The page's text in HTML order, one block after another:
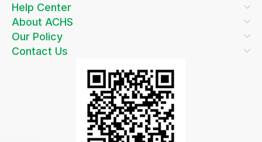
Help Center
About ACHS
Our Policy
Contact Us